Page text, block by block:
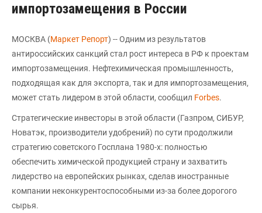
импортозамещения в России
МОСКВА (Маркет Репорт) -- Одним из результатов
антироссийских санкций стал рост интереса в РФ к проектам
импортозамещения. Нефтехимическая промышленность,
подходящая как для экспорта, так и для импортозамещения,
может стать лидером в этой области, сообщил Forbes.
Стратегические инвесторы в этой области (Газпром, СИБУР,
Новатэк, производители удобрений) по сути продолжили
стратегию советского Госплана 1980-х: полностью
обеспечить химической продукцией страну и захватить
лидерство на европейских рынках, сделав иностранные
компании неконкурентоспособными из-за более дорогого
сырья.